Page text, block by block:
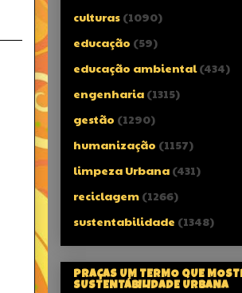
culturas (1090)
educação (59)
educação ambiental (434)
engenharia (1315)
gestão (1290)
humanização (1157)
limpeza Urbana (431)
reciclagem (1266)
sustentabilidade (1348)
PRAÇAS UM TERMO QUE
SUSTENTÁBILIDADE URBANA